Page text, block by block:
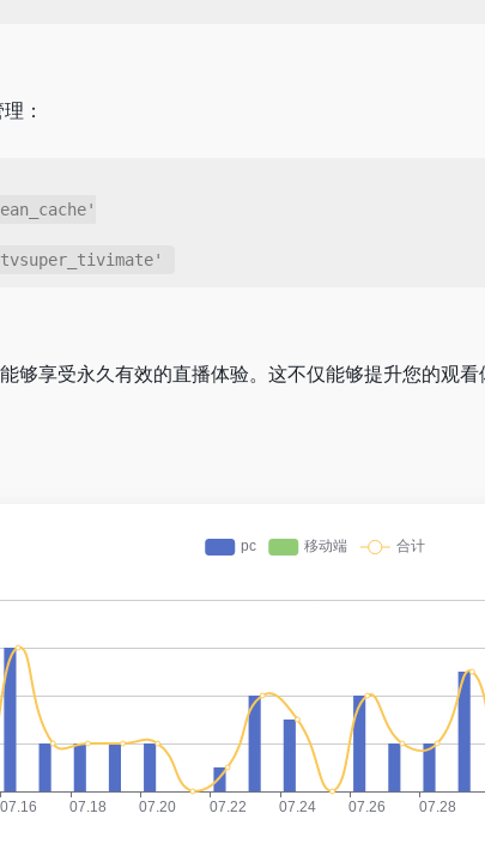
：
够享受永久有效的直播体验。这不仅能够提升您的观看